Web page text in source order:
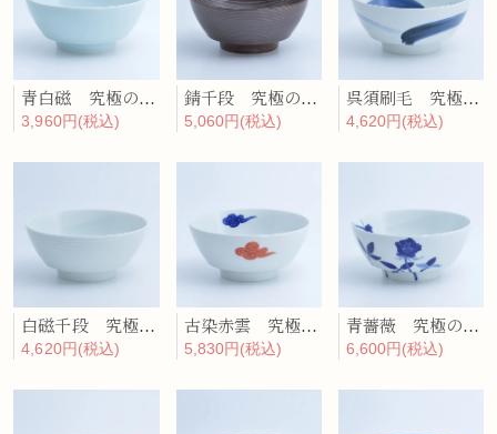
青白磁 究極のラーメン鉢
3,960円(税込)
錆千段 究極のラーメン鉢
5,060円(税込)
呉須刷毛 究極のラーメン鉢
4,620円(税込)
白磁千段 究極のラーメン鉢
4,620円(税込)
古染赤雲 究極のラーメン鉢
5,830円(税込)
青薔薇 究極のラーメン鉢
6,600円(税込)